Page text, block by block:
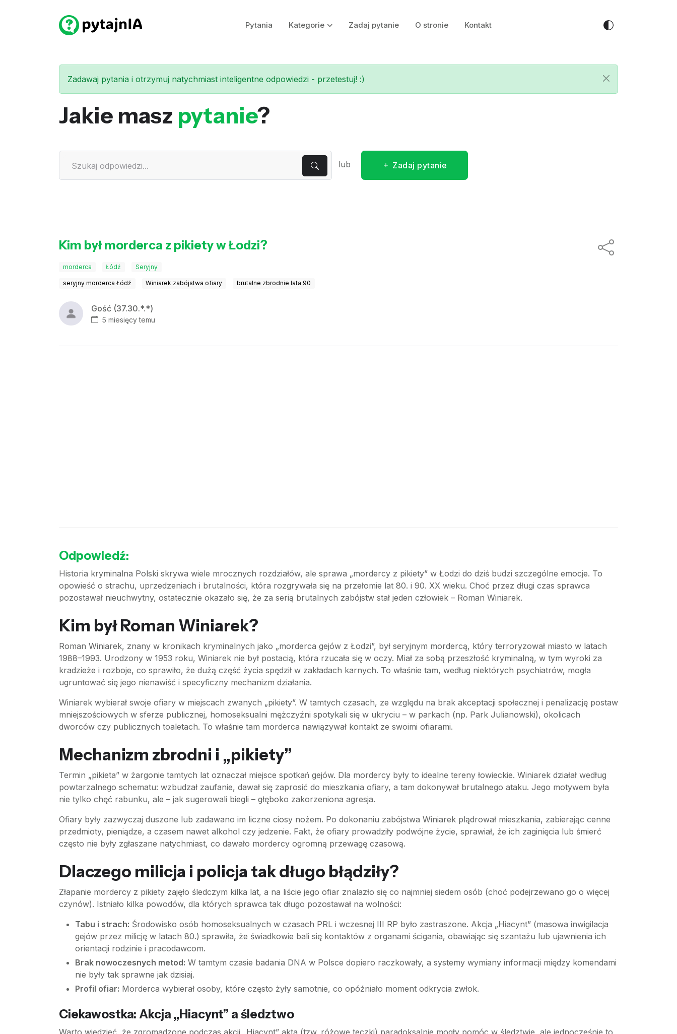
Pytania Kategorie Zadaj pytanie O stronie Kontakt
Zadawaj pytania i otrzymuj natychmiast inteligentne odpowiedzi - przetestuj! :)
Jakie masz pytanie?
lub Zadaj pytanie
Kim był morderca z pikiety w Łodzi?
morderca Łódź Seryjny
seryjny morderca Łódź Winiarek zabójstwa ofiary brutalne zbrodnie lata 90
Gość (37.30.*.*)
5 miesięcy temu
Odpowiedź:
Historia kryminalna Polski skrywa wiele mrocznych rozdziałów, ale sprawa „mordercy z pikiety” w Łodzi do dziś budzi szczególne emocje. To
opowieść o strachu, uprzedzeniach i brutalności, która rozgrywała się na przełomie lat 80. i 90. XX wieku. Choć przez długi czas sprawca
pozostawał nieuchwytny, ostatecznie okazało się, że za serią brutalnych zabójstw stał jeden człowiek – Roman Winiarek.
Kim był Roman Winiarek?
Roman Winiarek, znany w kronikach kryminalnych jako „morderca gejów z Łodzi”, był seryjnym mordercą, który terroryzował miasto w latach
1988–1993. Urodzony w 1953 roku, Winiarek nie był postacią, która rzucała się w oczy. Miał za sobą przeszłość kryminalną, w tym wyroki za
kradzieże i rozboje, co sprawiło, że dużą część życia spędził w zakładach karnych. To właśnie tam, według niektórych psychiatrów, mogła
ugruntować się jego nienawiść i specyficzny mechanizm działania.
Winiarek wybierał swoje ofiary w miejscach zwanych „pikiety”. W tamtych czasach, ze względu na brak akceptacji społecznej i penalizację postaw
mniejszościowych w sferze publicznej, homoseksualni mężczyźni spotykali się w ukryciu – w parkach (np. Park Julianowski), okolicach
dworców czy publicznych toaletach. To właśnie tam morderca nawiązywał kontakt ze swoimi ofiarami.
Mechanizm zbrodni i „pikiety”
Termin „pikieta” w żargonie tamtych lat oznaczał miejsce spotkań gejów. Dla mordercy były to idealne tereny łowieckie. Winiarek działał według
powtarzalnego schematu: wzbudzał zaufanie, dawał się zaprosić do mieszkania ofiary, a tam dokonywał brutalnego ataku. Jego motywem była
nie tylko chęć rabunku, ale – jak sugerowali biegli – głęboko zakorzeniona agresja.
Ofiary były zazwyczaj duszone lub zadawano im liczne ciosy nożem. Po dokonaniu zabójstwa Winiarek plądrował mieszkania, zabierając cenne
przedmioty, pieniądze, a czasem nawet alkohol czy jedzenie. Fakt, że ofiary prowadziły podwójne życie, sprawiał, że ich zaginięcia lub śmierć
często nie były zgłaszane natychmiast, co dawało mordercy ogromną przewagę czasową.
Dlaczego milicja i policja tak długo błądziły?
Złapanie mordercy z pikiety zajęło śledczym kilka lat, a na liście jego ofiar znalazło się co najmniej siedem osób (choć podejrzewano go o więcej
czynów). Istniało kilka powodów, dla których sprawca tak długo pozostawał na wolności:
Tabu i strach: Środowisko osób homoseksualnych w czasach PRL i wczesnej III RP było zastraszone. Akcja „Hiacynt” (masowa inwigilacja
gejów przez milicję w latach 80.) sprawiła, że świadkowie bali się kontaktów z organami ścigania, obawiając się szantażu lub ujawnienia ich
orientacji rodzinie i pracodawcom.
Brak nowoczesnych metod: W tamtym czasie badania DNA w Polsce dopiero raczkowały, a systemy wymiany informacji między komendami
nie były tak sprawne jak dzisiaj.
Profil ofiar: Morderca wybierał osoby, które często żyły samotnie, co opóźniało moment odkrycia zwłok.
Ciekawostka: Akcja „Hiacynt” a śledztwo